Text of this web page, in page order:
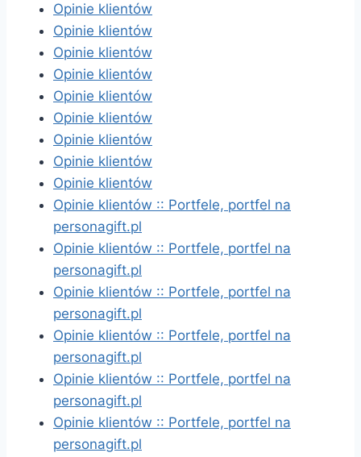
Opinie klientów
Opinie klientów
Opinie klientów
Opinie klientów
Opinie klientów
Opinie klientów
Opinie klientów
Opinie klientów
Opinie klientów
Opinie klientów :: Portfele, portfel na
personagift.pl
Opinie klientów :: Portfele, portfel na
personagift.pl
Opinie klientów :: Portfele, portfel na
personagift.pl
Opinie klientów :: Portfele, portfel na
personagift.pl
Opinie klientów :: Portfele, portfel na
personagift.pl
Opinie klientów :: Portfele, portfel na
personagift.pl